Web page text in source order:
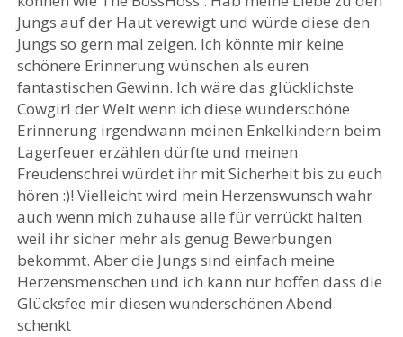
Jungs auf der Haut verewigt und würde diese den
Jungs so gern mal zeigen. Ich könnte mir keine
schönere Erinnerung wünschen als euren
fantastischen Gewinn. Ich wäre das glücklichste
Cowgirl der Welt wenn ich diese wunderschöne
Erinnerung irgendwann meinen Enkelkindern beim
Lagerfeuer erzählen dürfte und meinen
Freudenschrei würdet ihr mit Sicherheit bis zu euch
hören :)! Vielleicht wird mein Herzenswunsch wahr
auch wenn mich zuhause alle für verrückt halten
weil ihr sicher mehr als genug Bewerbungen
bekommt. Aber die Jungs sind einfach meine
Herzensmenschen und ich kann nur hoffen dass die
Glücksfee mir diesen wunderschönen Abend
schenkt